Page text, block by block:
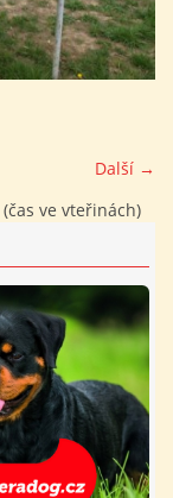
Další →
(čas ve vteřinách)